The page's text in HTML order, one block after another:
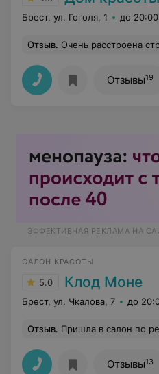
Брест, ул. Гоголя, 1 до 20:00
Отзыв. Очень расстроена стрижкой в этом салоне.
Отзывы19
ЭФФЕКТИВНАЯ РЕКЛАМА НА
САЛОН КРАСОТЫ
5.0 Клод Моне
Брест, ул. Чкалова, 7 до
Отзыв. Пришла в салон по рекомендации подруги. Нужно было сделать окрашивание сложное,
Отзывы13